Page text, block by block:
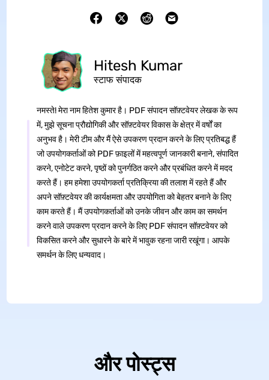
Hitesh Kumar
स्टाफ संपादक
नमस्ते! मेरा नाम हितेश कुमार है। PDF संपादन सॉफ़्टवेयर लेखक के रूप
में, मुझे सूचना प्रौद्योगिकी और सॉफ़्टवेयर विकास के क्षेत्र में वर्षों का
अनुभव है। मेरी टीम और मैं ऐसे उपकरण प्रदान करने के लिए प्रतिबद्ध हैं
जो उपयोगकर्ताओं को PDF फ़ाइलों में महत्वपूर्ण जानकारी बनाने, संपादित
करने, एनोटेट करने, पृष्ठों को पुनर्गठित करने और प्रबंधित करने में मदद
करते हैं। हम हमेशा उपयोगकर्ता प्रतिक्रिया की तलाश में रहते हैं और
अपने सॉफ़्टवेयर की कार्यक्षमता और उपयोगिता को बेहतर बनाने के लिए
काम करते हैं। मैं उपयोगकर्ताओं को उनके जीवन और काम का समर्थन
करने वाले उपकरण प्रदान करने के लिए PDF संपादन सॉफ़्टवेयर को
विकसित करने और सुधारने के बारे में भावुक रहना जारी रखूंगा। आपके
समर्थन के लिए धन्यवाद।
और पोस्ट्स